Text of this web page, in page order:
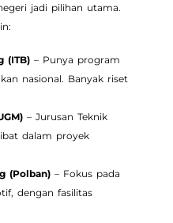
jadi pilihan utama.
(ITB) – Punya program
nasional. Banyak riset
– Jurusan Teknik
dalam proyek
(Polban) – Fokus pada
dengan fasilitas